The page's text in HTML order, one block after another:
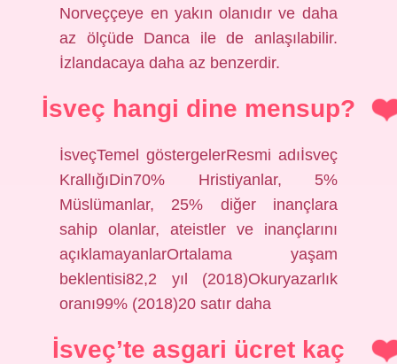
Norveççeye en yakın olanıdır ve daha
az ölçüde Danca ile de anlaşılabilir.
İzlandacaya daha az benzerdir.
İsveç hangi dine mensup?
İsveçTemel göstergelerResmi adıİsveç
KrallığıDin70% Hristiyanlar, 5%
Müslümanlar, 25% diğer inançlara
sahip olanlar, ateistler ve inançlarını
açıklamayanlarOrtalama yaşam
beklentisi82,2 yıl (2018)Okuryazarlık
oranı99% (2018)20 satır daha
İsveç’te asgari ücret kaç